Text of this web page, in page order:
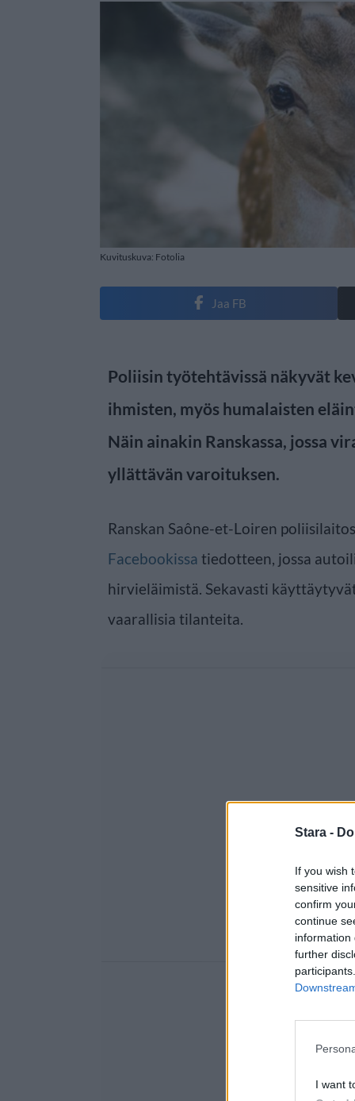
Stara -
If you wish
sensitive
confirm
continue
information
further
I want
Kuvituskuva: Fotolia
Jaa FB
Poliisin työtehtävissä näkyvät
ihmisten, myös humalaisten
Näin ainakin Ranskassa, jossa
yllättävän varoituksen.
Ranskan Saône-et-Loiren
Facebookissa tiedotteen, jossa
hirvieläimistä. Sekavasti
vaarallisia tilanteita.